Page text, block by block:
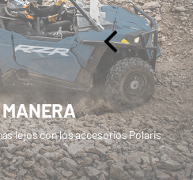
lejos con los accesorios Polaris